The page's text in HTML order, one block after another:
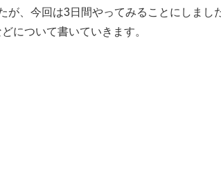
、今回は3日間やってみることにしまし
について書いていきます。